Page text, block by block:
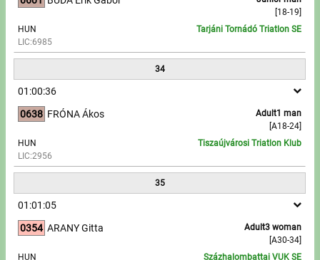
[18-19]
HUN
LIC:6985
Tarjáni Tornádó Triatlon SE
34
01:00:36
0638
Adult1 man
[A18-24]
FRÓNA Ákos
HUN
LIC:2956
Tiszaújvárosi Triatlon Klub
35
01:01:05
0354
Adult3 woman
[A30-34]
ARANY Gitta
HUN
Százhalombattai VUK SE